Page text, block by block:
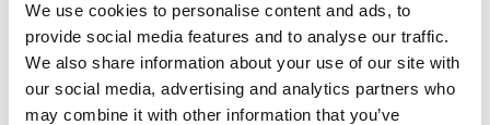
We use cookies to personalise content and ads, to
provide social media features and to analyse our traffic.
We also share information about your use of our site with
our social media, advertising and analytics partners who
may combine it with other information that you’ve
't Vaartje 106, 5165 ND Waspik
Bel:0416-316971|Stuur een e-mail
Plan je route